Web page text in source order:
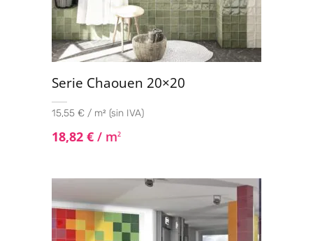
Serie Chaouen 20×20
15,55 € / m² (sin IVA)
18,82 € / m2